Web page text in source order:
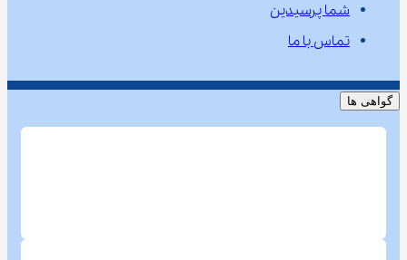
شما پرسیدین
تماس با ما
گواهی ها